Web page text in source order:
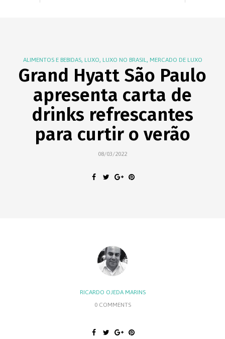
ALIMENTOS E BEBIDAS, LUXO, LUXO NO BRASIL , MERCADO DE LUXO
Grand Hyatt São Paulo
apresenta carta de
drinks refrescantes
para curtir o verão
08/03/2022
RICARDO OJEDA MARINS
0 COMMENTS